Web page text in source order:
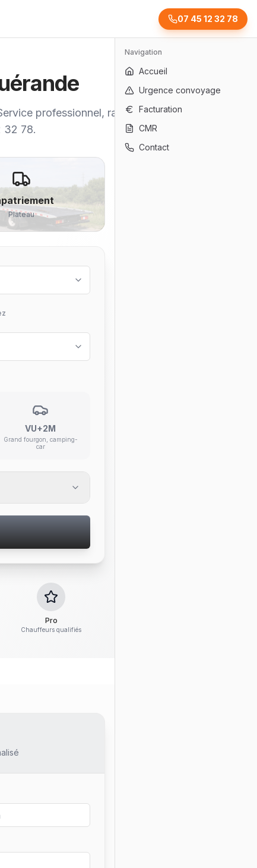
07 45 12 32 78
Navigation
Accueil
Urgence convoyage
Facturation
CMR
Contact
professionnel, rapide et
32 78.
Plateau
VU+2M
Grand fourgon, camping-
car
Pro
Chauffeurs qualifiés